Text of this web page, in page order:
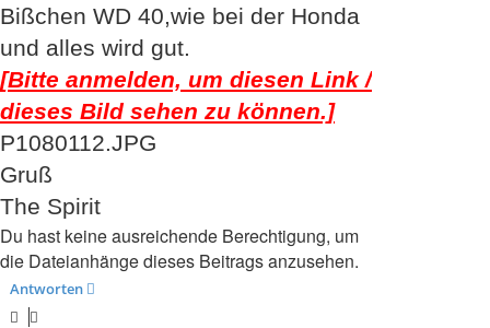
Bißchen WD 40,wie bei der Honda
und alles wird gut.
[Bitte anmelden, um diesen Link /
dieses Bild sehen zu können.]
P1080112.JPG
Gruß
The Spirit
Du hast keine ausreichende Berechtigung, um
die Dateianhänge dieses Beitrags anzusehen.
Antworten